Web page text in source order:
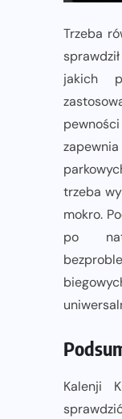
Trzeba
jakich
trzeba
mokro.
po
Kalenji